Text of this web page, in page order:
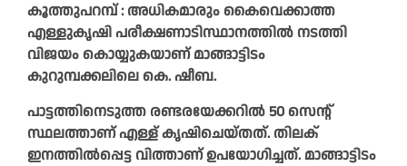
കൂത്തുപറമ്പ് : അധികമാരും കൈവെക്കാത്ത
എള്ളുകൃഷി പരീക്ഷണാടിസ്ഥാനത്തിൽ നടത്തി
വിജയം കൊയ്യുകയാണ് മാങ്ങാട്ടിടം
കുറുമ്പക്കലിലെ കെ. ഷീബ.
പാട്ടത്തിനെടുത്ത രണ്ടരയേക്കറിൽ 50 സെന്റ്
സ്ഥലത്താണ് എള്ള്‌ കൃഷിചെയ്തത്. തിലക്
ഇനത്തിൽപ്പെട്ട വിത്താണ് ഉപയോഗിച്ചത്. മാങ്ങാട്ടിടം